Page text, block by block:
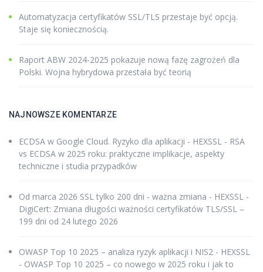
Automatyzacja certyfikatów SSL/TLS przestaje być opcją.
Staje się koniecznością.
Raport ABW 2024-2025 pokazuje nową fazę zagrożeń dla
Polski. Wojna hybrydowa przestała być teorią
NAJNOWSZE KOMENTARZE
ECDSA w Google Cloud. Ryzyko dla aplikacji - HEXSSL - RSA
vs ECDSA w 2025 roku: praktyczne implikacje, aspekty
techniczne i studia przypadków
Od marca 2026 SSL tylko 200 dni - ważna zmiana - HEXSSL -
DigiCert: Zmiana długości ważności certyfikatów TLS/SSL –
199 dni od 24 lutego 2026
OWASP Top 10 2025 – analiza ryzyk aplikacji i NIS2 - HEXSSL
- OWASP Top 10 2025 – co nowego w 2025 roku i jak to